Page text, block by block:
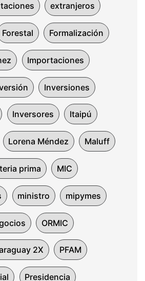
extranjeros
Forestal Formalización
Importaciones
Inversiones
Inversores Itaipú
Lorena Méndez Maluff
prima MIC
ministro mipymes
ORMIC
2X PFAM
Presidencia